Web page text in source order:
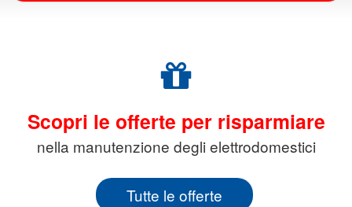
Scopri le offerte per risparmiare
nella manutenzione degli elettrodomestici
Tutte le offerte